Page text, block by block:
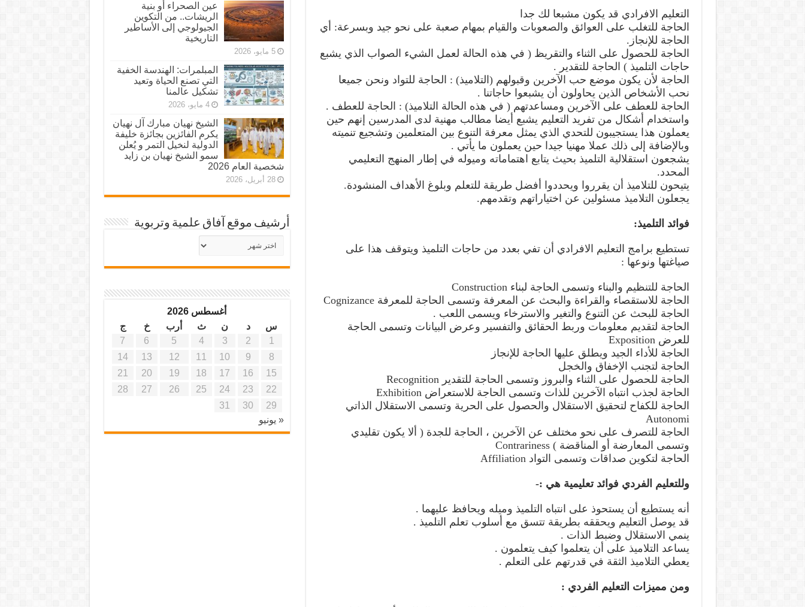
التعليم الافرادي قد يكون مشبعا لك جدا
الحاجة للتغلب على العوائق والصعوبات والقيام بمهام صعبة على نحو جيد وبسرعة: أي
الحاجة للإنجاز.
الحاجة للحصول على الثناء والتقريظ ( في هذه الحالة لعمل الشيء الصواب الذي يشبع
حاجات التلميذ ) الحاجة للتقدير .
الحاجة لأن يكون موضع حب الآخرين وقبولهم (التلاميذ) : الحاجة للتواد ونحن جميعا
نحب الأشخاص الذين يحاولون أن يشبعوا حاجاتنا .
الحاجة للعطف على الآخرين ومساعدتهم ( في هذه الحالة التلاميذ) : الحاجة للعطف .
واستخدام أشكال من تفريد التعليم يشبع أيضا مطالب مهنية لدى المدرسين إنهم حين
يعملون هذا يستجيبون للتحدي الذي يمثل معرفة التنوع بين المتعلمين وتشجيع تنميته
وبالإضافة إلى ذلك عملا مهنيا جيدا حين يعملون ما يأتي .
يشجعون استقلالية التلميذ بحيث يتابع اهتماماته وميوله في إطار المنهج التعليمي
المحدد.
يتيحون للتلاميذ أن يقرروا ويحددوا أفضل طريقة للتعلم وبلوغ الأهداف المنشودة.
يجعلون التلاميذ مسئولين عن اختياراتهم وتقدمهم.
فوائد التلميذ:
تستطيع برامج التعليم الافرادي أن تفي بعدد من حاجات التلميذ ويتوقف هذا على
صياغتها ونوعها :
الحاجة للتنظيم والبناء وتسمى الحاجة لبناء Construction
الحاجة للاستقصاء والقراءة والبحث عن المعرفة وتسمى الحاجة للمعرفة Cognizance
الحاجة للبحث عن التنوع والتغير والاسترخاء ويسمى اللعب .
الحاجة لتقديم معلومات وربط الحقائق والتفسير وعرض البيانات وتسمى الحاجة
للعرض Exposition
الحاجة للأداء الجيد ويطلق عليها الحاجة للإنجاز
الحاجة لتجنب الإخفاق والخجل
الحاجة للحصول على الثناء والبروز وتسمى الحاجة للتقدير Recognition
الحاجة لجذب انتباه الآخرين للذات وتسمى الحاجة للاستعراض Exhibition
الحاجة للكفاح لتحقيق الاستقلال والحصول على الحرية وتسمى الاستقلال الذاتي
Autonomi
الحاجة للتصرف على نحو مختلف عن الآخرين ، الحاجة للجدة ( ألا يكون تقليدي
وتسمى المعارضة أو المناقضة ) Contrariness
الحاجة لتكوين صداقات وتسمى التواد Affiliation
وللتعليم الفردي فوائد تعليمية هي :-
أنه يستطيع أن يستحوذ على انتباه التلميذ وميله ويحافظ عليهما .
قد يوصل التعليم ويحققه بطريقة تتسق مع أسلوب تعلم التلميذ .
ينمي الاستقلال وضبط الذات .
يساعد التلاميذ على أن يتعلموا كيف يتعلمون .
يعطي التلاميذ الثقة في قدرتهم على التعلم .
ومن مميزات التعليم الفردي :
عين الصحراء أو بنية
الريشات.. من التكوين
الجيولوجي إلى الأساطير
التاريخية
5 مايو، 2026
المبلمرات: الهندسة الخفية
التي تصنع الحياة وتعيد
تشكيل عالمنا
4 مايو، 2026
الشيخ نهيان مبارك آل نهيان
يكرم الفائزين بجائزة خليفة
الدولية لنخيل التمر و يُعلن
سمو الشيخ نهيان بن زايد
شخصية العام 2026
28 أبريل، 2026
أرشيف موقع آفاق علمية وتربوية
أرشيف
موقع
أغسطس 2026
س
د ن ث أرب خ
ج
1
2
3
4
5
6
7
8
9
10
11
12
13
14
15
16
17
18
19
20
21
22
23
24
25
26
27
28
29
30
31
« يونيو